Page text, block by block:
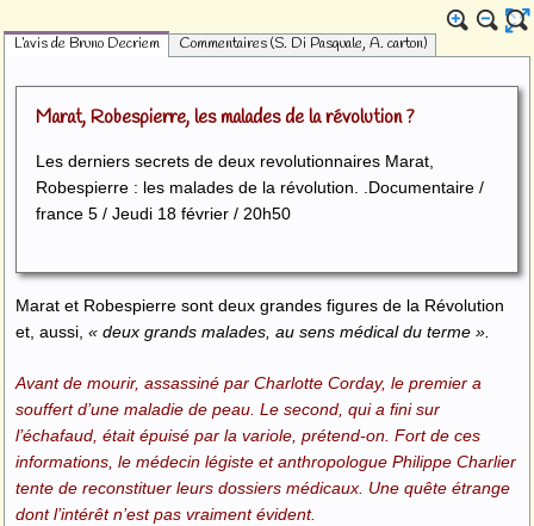
L’avis de Bruno Decriem Commentaires (S. Di Pasquale, A. carton)
Marat, Robespierre, les malades de la révolution ?
Les derniers secrets de deux revolutionnaires Marat,
Robespierre : les malades de la révolution. .Documentaire /
france 5 / Jeudi 18 février / 20h50
Marat et Robespierre sont deux grandes figures de la Révolution
et, aussi, « deux grands malades, au sens médical du terme ».
Avant de mourir, assassiné par Charlotte Corday, le premier a
souffert d’une maladie de peau. Le second, qui a fini sur
l’échafaud, était épuisé par la variole, prétend-on. Fort de ces
informations, le médecin légiste et anthropologue Philippe Charlier
tente de reconstituer leurs dossiers médicaux. Une quête étrange
dont l’intérêt n’est pas vraiment évident.